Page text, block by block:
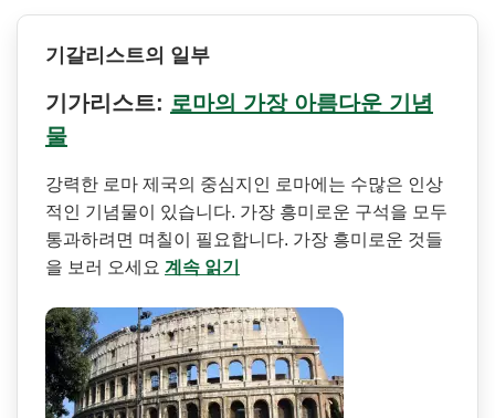
기갈리스트의 일부
기가리스트: 로마의 가장 아름다운 기념
물
강력한 로마 제국의 중심지인 로마에는 수많은 인상
적인 기념물이 있습니다. 가장 흥미로운 구석을 모두
통과하려면 며칠이 필요합니다. 가장 흥미로운 것들
을 보러 오세요 계속 읽기